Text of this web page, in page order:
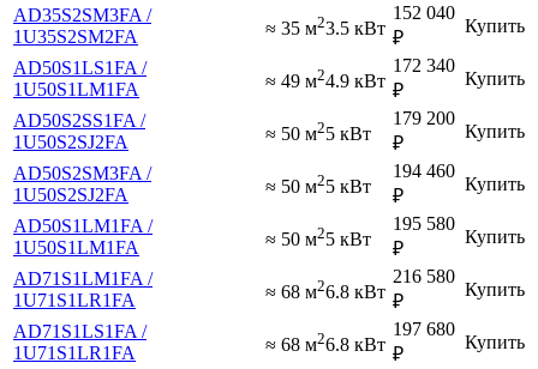
AD35S2SM3FA /
1U35S2SM2FA
≈ 35 м23.5 кВт
152 040
₽
Купить
AD50S1LS1FA /
1U50S1LM1FA
≈ 49 м24.9 кВт
172 340
₽
Купить
AD50S2SS1FA /
1U50S2SJ2FA
≈ 50 м25 кВт
179 200
₽
Купить
AD50S2SM3FA /
1U50S2SJ2FA
≈ 50 м25 кВт
194 460
₽
Купить
AD50S1LM1FA /
1U50S1LM1FA
≈ 50 м25 кВт
195 580
₽
Купить
AD71S1LM1FA /
1U71S1LR1FA
≈ 68 м26.8 кВт
216 580
₽
Купить
AD71S1LS1FA /
1U71S1LR1FA
≈ 68 м26.8 кВт
197 680
₽
Купить